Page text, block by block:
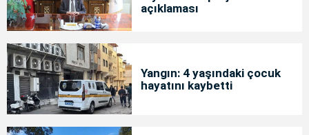
açıklaması
Yangın: 4 yaşındaki çocuk
hayatını kaybetti